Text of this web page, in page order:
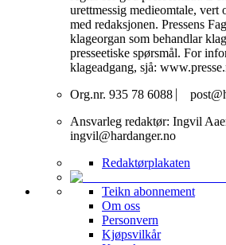
urettmessig medieomtale, vert
med redaksjonen. Pressens
klageorgan som behandlar
presseetiske spørsmål. For
klageadgang, sjå:
Org.nr. 935 78 6088 ⎸
Ansvarleg redaktør: Ingvil
ingvil@hardanger.no
Redaktørplakaten
Teikn abonnement
Om oss
Personvern
Kjøpsvilkår